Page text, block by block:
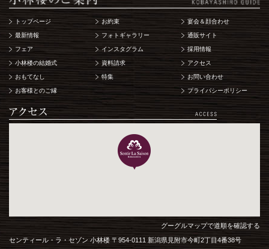
トップページ
最新情報
フェア
小林楼の結婚式
おもてなし
お客様とのご縁
お約束
フォトギャラリー
インスタグラム
資料請求
特集
宴会＆顔合わせ
通販サイト
採用情報
アクセス
お問い合わせ
プライバシーポリシー
グーグルマップで道順を確認する
センティール・ラ・セゾン 小林楼 〒954-0111 新潟県見附市今町2丁目4番38号